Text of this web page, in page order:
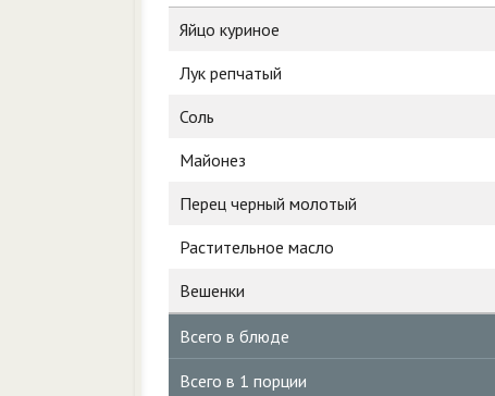
Яйцо куриное
Лук репчатый
Соль
Майонез
Перец черный молотый
Растительное масло
Вешенки
Всего в блюде
Всего в 1 порции